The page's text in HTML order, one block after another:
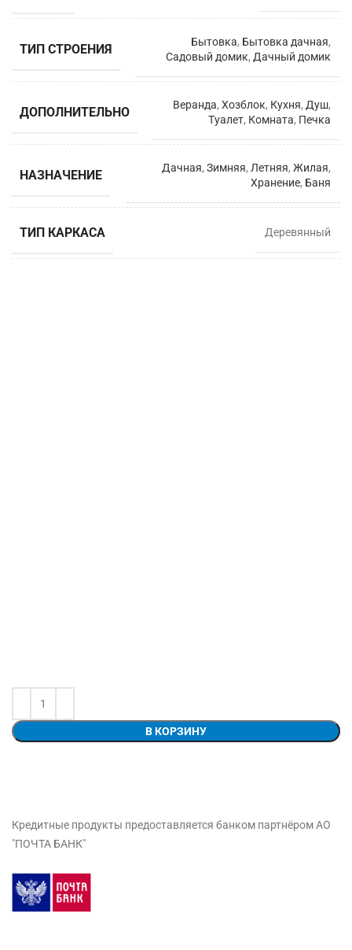
ТИП СТРОЕНИЯ Бытовка, Бытовка дачная,
Садовый домик, Дачный домик
ДОПОЛНИТЕЛЬНО Веранда, Хозблок, Кухня, Душ,
Туалет, Комната, Печка
НАЗНАЧЕНИЕ Дачная, Зимняя, Летняя, Жилая,
Хранение, Баня
ТИП КАРКАСА Деревянный
В КОРЗИНУ
Кредитные продукты предоставляется банком партнёром АО
"ПОЧТА БАНК"